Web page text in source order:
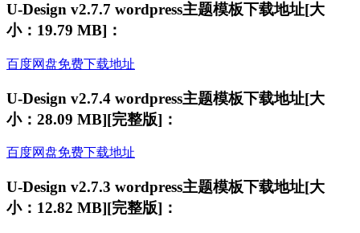
U-Design v2.7.7 wordpress主题模板下载地址[大
小：19.79 MB]：
百度网盘免费下载地址
U-Design v2.7.4 wordpress主题模板下载地址[大
小：28.09 MB][完整版]：
百度网盘免费下载地址
U-Design v2.7.3 wordpress主题模板下载地址[大
小：12.82 MB][完整版]：